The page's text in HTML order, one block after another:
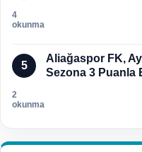
4
okunma
5
Aliağaspor FK,
Sezona 3 Puanla
2
okunma